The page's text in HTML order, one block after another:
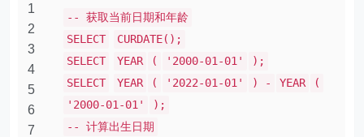
1
2
3
4
5
6
7
-- 获取当前日期和年龄
SELECT
CURDATE();
SELECT
YEAR ( '2000-01-01'
);
SELECT
YEAR ( '2022-01-01' ) - YEAR
(
'2000-01-01'
);
-- 计算出生日期